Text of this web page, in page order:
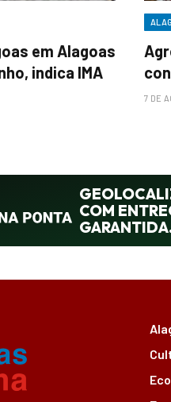
em Alagoas
indica IMA
7 DE